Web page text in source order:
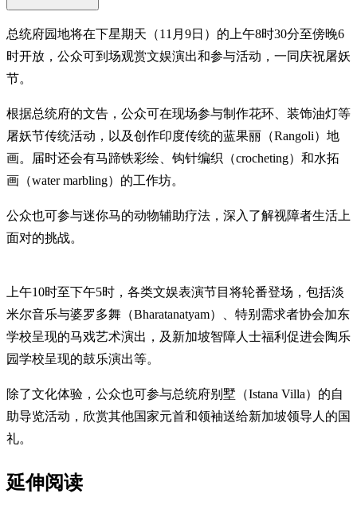
总统府园地将在下星期天（11月9日）的上午8时30分至傍晚6
时开放，公众可到场观赏文娱演出和参与活动，一同庆祝屠妖
节。
根据总统府的文告，公众可在现场参与制作花环、装饰油灯等
屠妖节传统活动，以及创作印度传统的蓝果丽（Rangoli）地
画。届时还会有马蹄铁彩绘、钩针编织（crocheting）和水拓
画（water marbling）的工作坊。
公众也可参与迷你马的动物辅助疗法，深入了解视障者生活上
面对的挑战。
上午10时至下午5时，各类文娱表演节目将轮番登场，包括淡
米尔音乐与婆罗多舞（Bharatanatyam）、特别需求者协会加东
学校呈现的马戏艺术演出，及新加坡智障人士福利促进会陶乐
园学校呈现的鼓乐演出等。
除了文化体验，公众也可参与总统府别墅（Istana Villa）的自
助导览活动，欣赏其他国家元首和领袖送给新加坡领导人的国
礼。
延伸阅读